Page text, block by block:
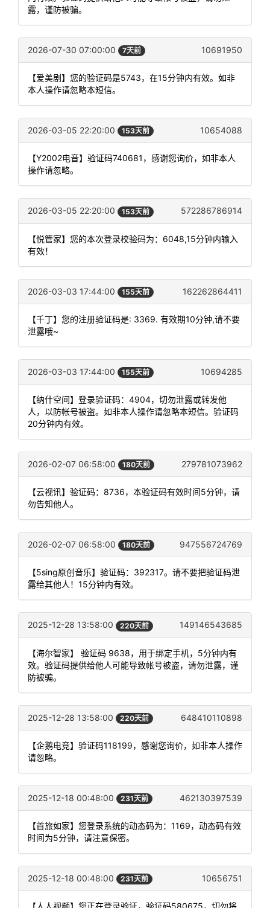
露，谨防被骗。
2026-07-30 07:00:00 7天前 10691950
【爱美剧】您的验证码是5743，在15分钟内有效。如非
本人操作请忽略本短信。
2026-03-05 22:20:00 153天前 10654088
【Y2002电音】验证码740681，感谢您询价，如非本人
操作请忽略。
2026-03-05 22:20:00 153天前 572286786914
【悦管家】您的本次登录校验码为：6048,15分钟内输入
有效！
2026-03-03 17:44:00 155天前 162262864411
【千丁】您的注册验证码是: 3369. 有效期10分钟,请不要
泄露哦~
2026-03-03 17:44:00 155天前 10694285
【纳什空间】登录验证码：4904，切勿泄露或转发他
人，以防帐号被盗。如非本人操作请忽略本短信。验证码
20分钟内有效。
2026-02-07 06:58:00 180天前 279781073962
【云视讯】验证码：8736，本验证码有效时间5分钟，请
勿告知他人。
2026-02-07 06:58:00 180天前 947556724769
【5sing原创音乐】验证码：392317。请不要把验证码泄
露给其他人！15分钟内有效。
2025-12-28 13:58:00 220天前 149146543685
【海尔智家】 验证码 9638，用于绑定手机，5分钟内有
效。验证码提供给他人可能导致帐号被盗，请勿泄露，谨
防被骗。
2025-12-28 13:58:00 220天前 648410110898
【企鹅电竞】验证码118199，感谢您询价，如非本人操作
请忽略。
2025-12-18 00:48:00 231天前 462130397539
【首旅如家】您登录系统的动态码为：1169，动态码有效
时间为5分钟，请注意保密。
2025-12-18 00:48:00 231天前 10656751